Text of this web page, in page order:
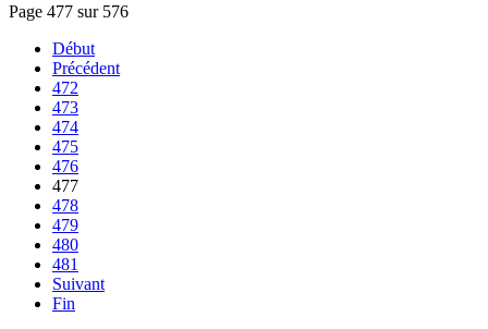
Page 477 sur 576
Début
Précédent
472
473
474
475
476
477
478
479
480
481
Suivant
Fin